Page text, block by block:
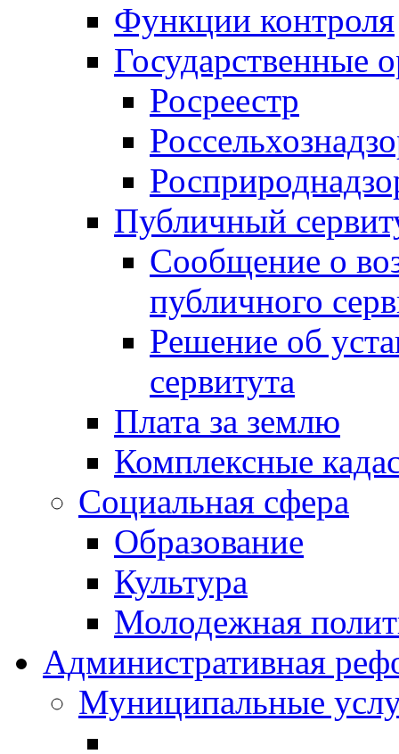
Функции контроля
Государственные
Росреестр
Публичный
Сообщение о
публичного
Решение об
сервитута
Плата за землю
Комплексные
Социальная сфера
Образование
Культура
Молодежная
Административная
Муниципальные